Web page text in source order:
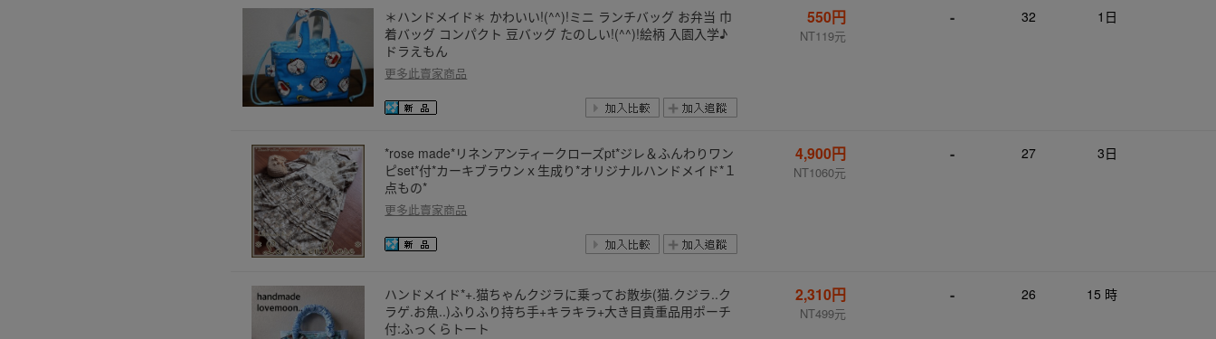
＊ハンドメイド＊ かわいい!(^^)!ミニ ランチバッグ お弁当 巾
着バッグ コンパクト 豆バッグ たのしい!(^^)!絵柄 入園入学♪
ドラえもん
更多此賣家商品
550円
NT119元
- 32 1日
*rose made*リネンアンティークローズpt*ジレ＆ふんわりワン
ピset*付*カーキブラウンｘ生成り*オリジナルハンドメイド*１
点もの*
更多此賣家商品
4,900円
NT1060元
- 27 3日
ハンドメイド*+.猫ちゃんクジラに乗ってお散歩(猫.クジラ..ク
ラゲ.お魚..)ふりふり持ち手+キラキラ+大き目貴重品用ポーチ
付:ふっくらトート
2,310円
NT499元
- 26 15 時